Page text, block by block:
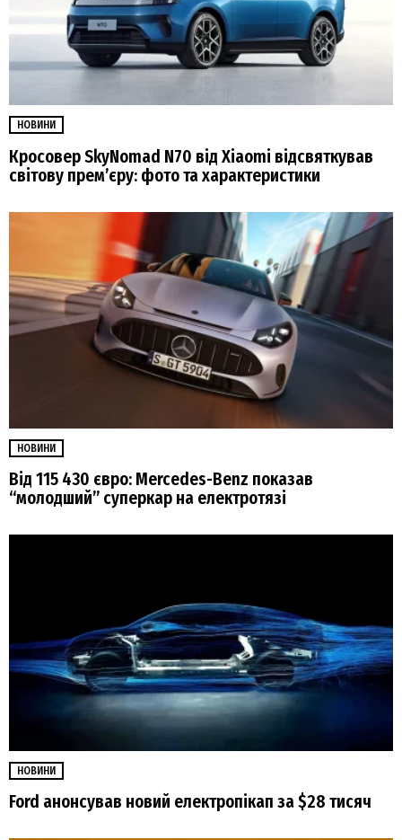
НОВИНИ
Кросовер SkyNomad N70 від Xiaomi відсвяткував
світову прем’єру: фото та характеристики
НОВИНИ
Від 115 430 євро: Mercedes-Benz показав
“молодший” суперкар на електротязі
НОВИНИ
Ford анонсував новий електропікап за $28 тисяч